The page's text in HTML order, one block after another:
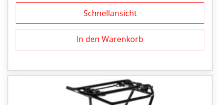
Schnellansicht
In den Warenkorb